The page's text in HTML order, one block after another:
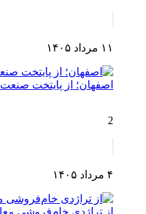
۱۱ مرداد ۱۴۰۵
اصفهان؛ از پایتخت
2
۴ مرداد ۱۴۰۵
از تراژدی خام‌فروشی